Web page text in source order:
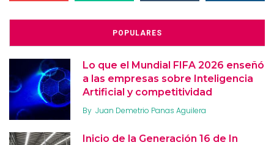
POPULARES
Lo que el Mundial FIFA 2026 enseñó
a las empresas sobre Inteligencia
Artificial y competitividad
By Juan Demetrio Panas Aguilera
Inicio de la Generación 16 de In